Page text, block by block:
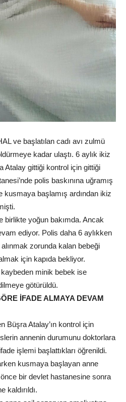
ve başlatılan cadı avı zulmü
kadar ulaştı. 6 aylık ikiz
Atalay gittiği kontrol için gittiği
polis baskınına uğramış
kusmaya başlamış ardından ikiz
birlikte yoğun bakımda. Ancak
ediyor. Polis daha 6 aylıkken
zorunda kalan bebeği
için kapıda bekliyor.
kaybeden minik bebek ise
götürüldü.
İFADE ALMAYA DEVAM
Büşra Atalay’ın kontrol için
annenin durumunu doktorlara
işlemi başlattıkları öğrenildi.
kusmaya başlayan anne
bir devlet hastanesine sonra
kaldırıldı.